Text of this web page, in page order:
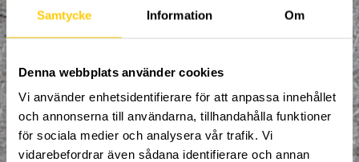
Samtycke Information Om
Denna webbplats använder cookies
Vi använder enhetsidentifierare för att anpassa innehållet
och annonserna till användarna, tillhandahålla funktioner
för sociala medier och analysera vår trafik. Vi
vidarebefordrar även sådana identifierare och annan
Mellanmål måndag - torsdag.
aktiviteter.
spontan träning.
Tävlingar.
Lekar.